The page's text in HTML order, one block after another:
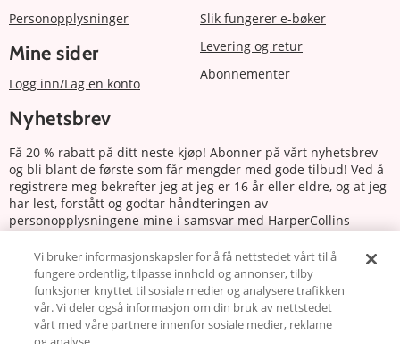
Personopplysninger
Mine sider
Logg inn/Lag en konto
Slik fungerer e-bøker
Levering og retur
Abonnementer
Nyhetsbrev
Få 20 % rabatt på ditt neste kjøp! Abonner på vårt nyhetsbrev
og bli blant de første som får mengder med gode tilbud! Ved å
registrere meg bekrefter jeg at jeg er 16 år eller eldre, og at jeg
har lest, forstått og godtar håndteringen av
personopplysningene mine i samsvar med HarperCollins
Abonnere
Følg oss
Vi bruker informasjonskapsler for å få nettstedet vårt til å
fungere ordentlig, tilpasse innhold og annonser, tilby
funksjoner knyttet til sosiale medier og analysere trafikken
vår. Vi deler også informasjon om din bruk av nettstedet
vårt med våre partnere innenfor sosiale medier, reklame